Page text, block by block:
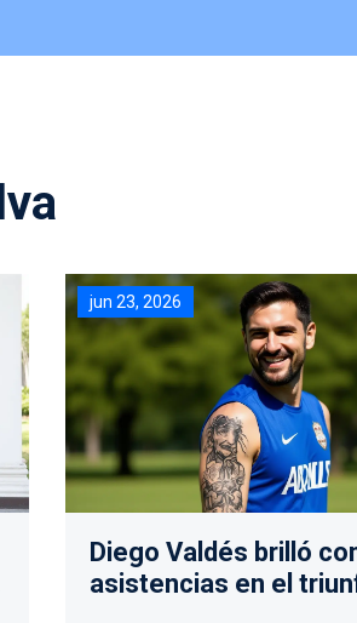
jun 23, 2026
Diego Valdés brilló
asistencias en el